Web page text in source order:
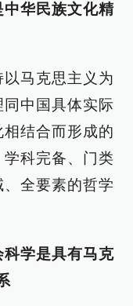
华民族文化精
马克思主义为
中国具体实际
结合而形成的
科完备、门类
全要素的哲学
学是具有马克